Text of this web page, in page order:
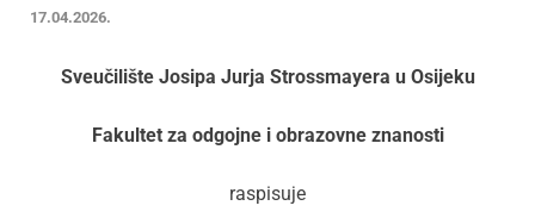
17.04.2026.
Sveučilište Josipa Jurja Strossmayera u Osijeku
Fakultet za odgojne i obrazovne znanosti
raspisuje